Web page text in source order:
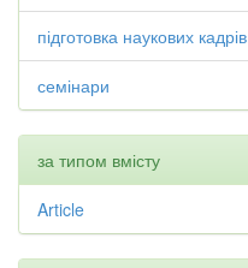
підготовка наукових кадрів
семінари
за типом вмісту
Article